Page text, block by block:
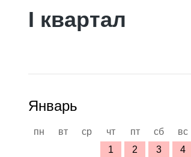
I квартал
Январь
пн вт ср чт пт сб
вс
1
2 3
4